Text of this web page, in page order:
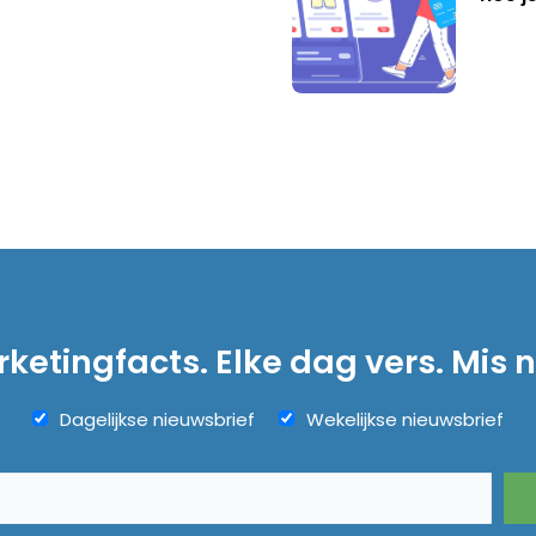
Elke dag vers. Mis
Dagelijkse nieuwsbrief Wekelijkse nieuwsbrief